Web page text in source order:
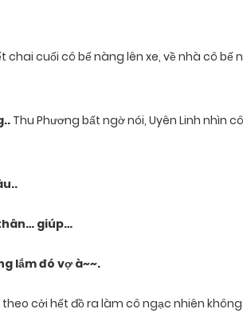
chai cuối cô bế nàng lên xe, về nhà cô
Thu Phương bất ngờ nói, Uyên Linh nhìn
giúp…
lắm đó vợ à~~.
cởi hết đồ ra làm cô ngạc nhiên